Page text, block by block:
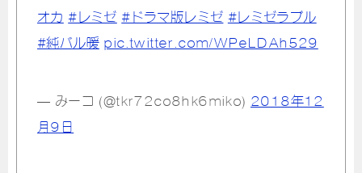
オカ #レミゼ #ドラマ版レミゼ #レミゼラブル
#純バル暖 pic.twitter.com/WPeLDAh529
— みーコ (@tkr72co8hk6miko) 2018年12
月9日